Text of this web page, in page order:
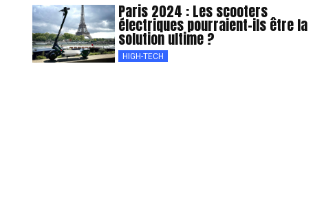
Paris 2024 : Les scooters
électriques pourraient-ils être la
solution ultime ?
HIGH-TECH